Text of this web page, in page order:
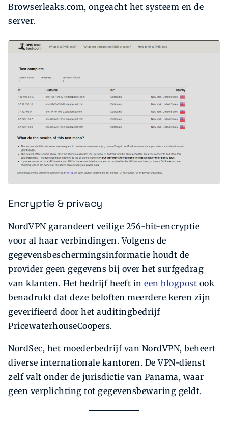
Browserleaks.com, ongeacht het systeem en de
server.
Encryptie & privacy
NordVPN garandeert veilige 256-bit-encryptie
voor al haar verbindingen. Volgens de
gegevensbeschermingsinformatie houdt de
provider geen gegevens bij over het surfgedrag
van klanten. Het bedrijf heeft in een blogpost ook
benadrukt dat deze beloften meerdere keren zijn
geverifieerd door het auditingbedrijf
PricewaterhouseCoopers.
NordSec, het moederbedrijf van NordVPN, beheert
diverse internationale kantoren. De VPN-dienst
zelf valt onder de jurisdictie van Panama, waar
geen verplichting tot gegevensbewaring geldt.